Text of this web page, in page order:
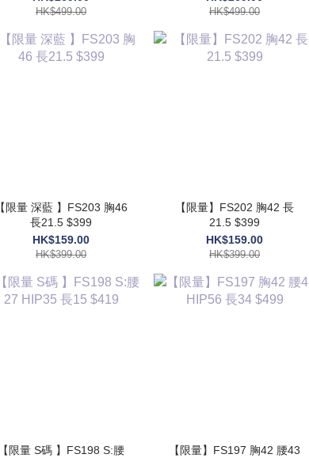
HK$499.00 HK$499.00
【限量 深藍 】FS203 胸46
長21.5 $399
HK$159.00
HK$399.00
【限量】FS202 胸42 長
21.5 $399
HK$159.00
HK$399.00
【限量 S碼 】FS198 S:腰
【限量】FS197 胸42 腰43